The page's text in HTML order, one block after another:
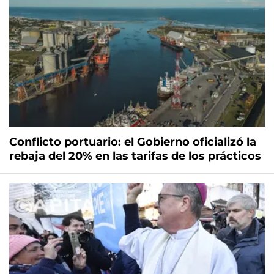
Conflicto portuario: el Gobierno oficializó la
rebaja del 20% en las tarifas de los prácticos